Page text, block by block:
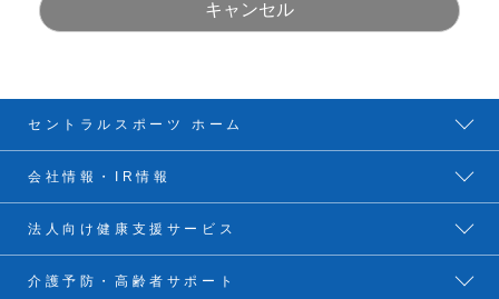
セントラルスポーツ ホーム
会社情報・IR情報
法人向け健康支援サービス
介護予防・高齢者サポート